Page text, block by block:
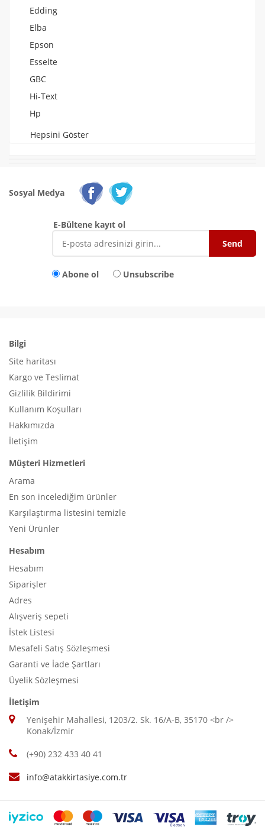
Edding
Elba
Epson
Esselte
GBC
Hi-Text
Hp
Hepsini Göster
Sosyal Medya
E-Bültene kayıt ol
Abone ol Unsubscribe
Bilgi
Site haritası
Kargo ve Teslimat
Gizlilik Bildirimi
Kullanım Koşulları
Hakkımızda
İletişim
Müşteri Hizmetleri
Arama
En son incelediğim ürünler
Karşılaştırma listesini temizle
Yeni Ürünler
Hesabım
Hesabım
Siparişler
Adres
Alışveriş sepeti
İstek Listesi
Mesafeli Satış Sözleşmesi
Garanti ve İade Şartları
Üyelik Sözleşmesi
İletişim
Yenişehir Mahallesi, 1203/2. Sk. 16/A-B, 35170 <br />
Konak/İzmir
(+90) 232 433 40 41
info@atakkirtasiye.com.tr